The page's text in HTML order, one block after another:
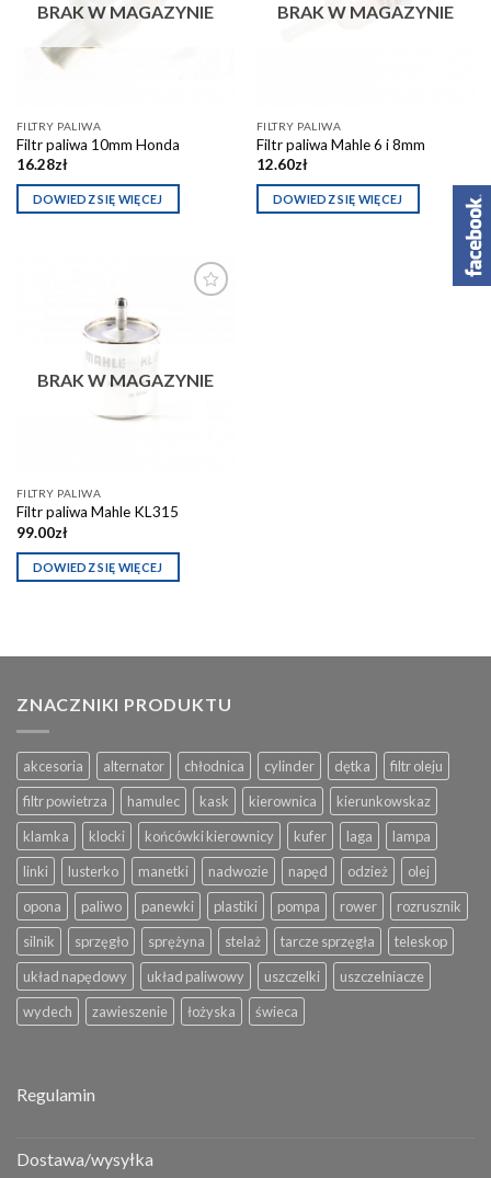
BRAK W MAGAZYNIE
FILTRY PALIWA
Filtr paliwa 10mm Honda
16.28zł
DOWIEDZ SIĘ WIĘCEJ
BRAK W MAGAZYNIE
FILTRY PALIWA
Filtr paliwa Mahle 6 i 8mm
12.60zł
DOWIEDZ SIĘ WIĘCEJ
BRAK W MAGAZYNIE
FILTRY PALIWA
Filtr paliwa Mahle KL315
99.00zł
DOWIEDZ SIĘ WIĘCEJ
ZNACZNIKI PRODUKTU
akcesoria alternator chłodnica cylinder dętka
filtr oleju
filtr powietrza
hamulec kask kierownica
kierunkowskaz
klamka
klocki końcówki kierownicy kufer laga
lampa
linki
lusterko manetki nadwozie napęd odzież
olej
opona
paliwo panewki plastiki pompa rower
rozrusznik
silnik
sprzęgło sprężyna stelaż tarcze sprzęgła
teleskop
układ napędowy
układ paliwowy uszczelki
uszczelniacze
wydech
zawieszenie łożyska świeca
Regulamin
Dostawa/wysyłka